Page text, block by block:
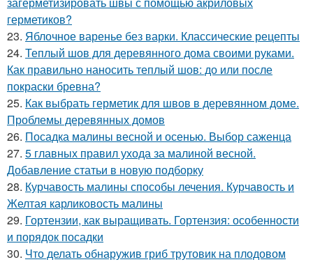
герметиков?
23. Яблочное варенье без варки. Классические рецепты
24. Теплый шов для деревянного дома своими руками.
Как правильно наносить теплый шов: до или после
покраски бревна?
25. Как выбрать герметик для швов в деревянном доме.
Проблемы деревянных домов
26. Посадка малины весной и осенью. Выбор саженца
27. 5 главных правил ухода за малиной весной.
Добавление статьи в новую подборку
28. Курчавость малины способы лечения. Курчавость и
Желтая карликовость малины
29. Гортензии, как выращивать. Гортензия: особенности
и порядок посадки
30. Что делать обнаружив гриб трутовик на плодовом